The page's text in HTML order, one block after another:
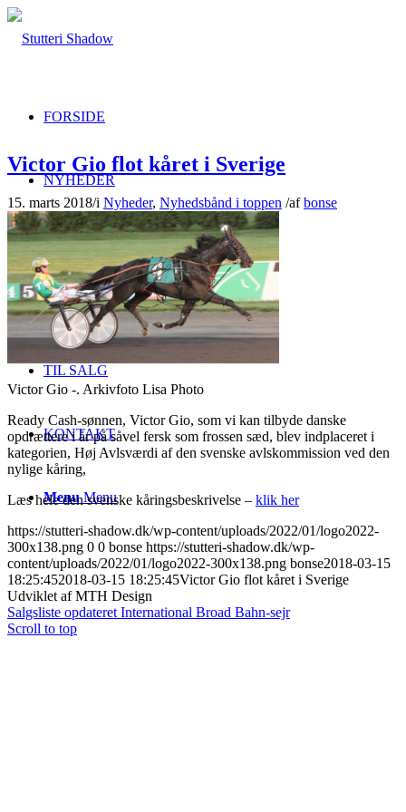
FORSIDE
NYHEDER
AVLSHINGSTE
FØLHOPPER
TIL SALG
KONTAKT
Menu Menu
Victor Gio flot kåret i Sverige
15. marts 2018/i Nyheder, Nyhedsbånd i toppen /afbonse
Victor Gio -. Arkivfoto Lisa Photo
Ready Cash-sønnen, Victor Gio, som vi kan tilbyde danske
opdrættere i år på såvel fersk som frossen sæd, blev indplaceret i
kategorien, Høj Avlsværdi af den svenske avlskommission ved den
nylige kåring,
Læs hele den svenske kåringsbeskrivelse – klik her
https://stutteri-shadow.dk/wp-content/uploads/2022/01/logo2022-
300x138.png 0 0 bonse https://stutteri-shadow.dk/wp-
content/uploads/2022/01/logo2022-300x138.png bonse2018-03-15
18:25:452018-03-15 18:25:45Victor Gio flot kåret i Sverige
Udviklet af MTH Design
Salgsliste opdateret International Broad Bahn-sejr
Scroll to top